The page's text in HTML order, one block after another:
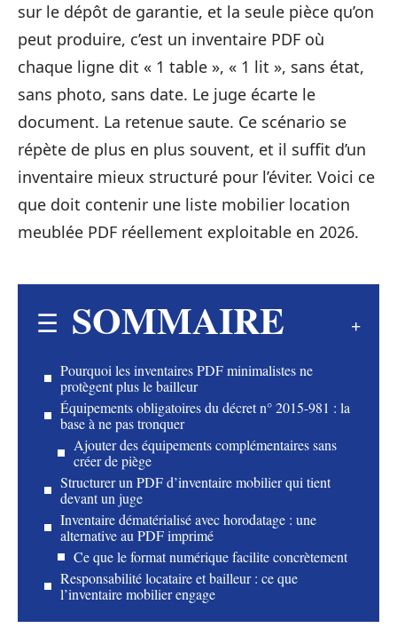
sur le dépôt de garantie, et la seule pièce qu’on
peut produire, c’est un inventaire PDF où
chaque ligne dit « 1 table », « 1 lit », sans état,
sans photo, sans date. Le juge écarte le
document. La retenue saute. Ce scénario se
répète de plus en plus souvent, et il suffit d’un
inventaire mieux structuré pour l’éviter. Voici ce
que doit contenir une liste mobilier location
meublée PDF réellement exploitable en 2026.
SOMMAIRE
Pourquoi les inventaires PDF minimalistes ne
protègent plus le bailleur
Équipements obligatoires du décret n° 2015-981 : la
base à ne pas tronquer
Ajouter des équipements complémentaires sans
créer de piège
Structurer un PDF d’inventaire mobilier qui tient
devant un juge
Inventaire dématérialisé avec horodatage : une
alternative au PDF imprimé
Ce que le format numérique facilite concrètement
Responsabilité locataire et bailleur : ce que
l’inventaire mobilier engage